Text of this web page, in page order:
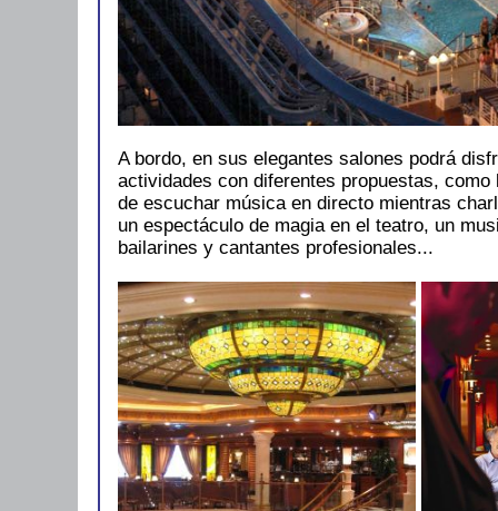
A bordo, en sus elegantes salones podrá
actividades con diferentes propuestas, como
de escuchar música en directo mientras
un espectáculo de magia en el teatro, un
bailarines y cantantes profesionales...